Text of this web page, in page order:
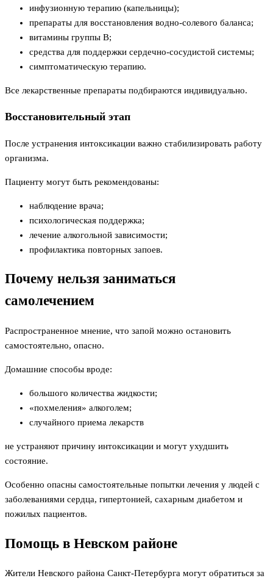
инфузионную терапию (капельницы);
препараты для восстановления водно-солевого баланса;
витамины группы B;
средства для поддержки сердечно-сосудистой системы;
симптоматическую терапию.
Все лекарственные препараты подбираются индивидуально.
Восстановительный этап
После устранения интоксикации важно стабилизировать работу
организма.
Пациенту могут быть рекомендованы:
наблюдение врача;
психологическая поддержка;
лечение алкогольной зависимости;
профилактика повторных запоев.
Почему нельзя заниматься
самолечением
Распространенное мнение, что запой можно остановить
самостоятельно, опасно.
Домашние способы вроде:
большого количества жидкости;
«похмеления» алкоголем;
случайного приема лекарств
не устраняют причину интоксикации и могут ухудшить
состояние.
Особенно опасны самостоятельные попытки лечения у людей с
заболеваниями сердца, гипертонией, сахарным диабетом и
пожилых пациентов.
Помощь в Невском районе
Жители Невского района Санкт-Петербурга могут обратиться за